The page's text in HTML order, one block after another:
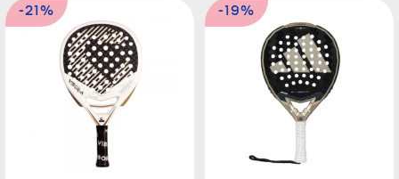
-21% -19%